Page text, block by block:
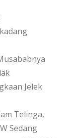
Jelek
Telinga,
Sedang